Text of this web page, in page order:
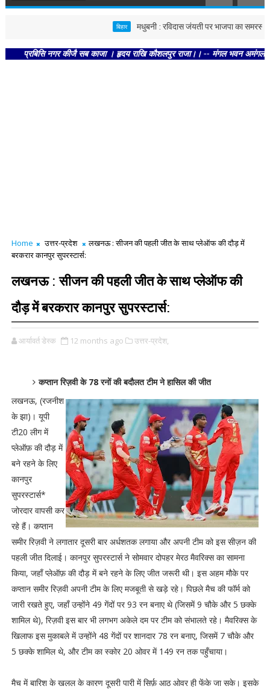
मधुबनी : रविदास जंयती पर भाजपा का समरसता
नगर कीजै सब काजा । हृदय राखि कौशलपुर राजा।। -- मंगल भवन अमंगल हारी।
Home उत्तर-प्रदेश
लखनऊ : सीजन की पहली जीत के साथ प्लेऑफ की दौड़ में
बरकरार कानपुर सुपरस्टार्स:
लखनऊ : सीजन की पहली जीत के साथ प्लेऑफ की
दौड़ में बरकरार कानपुर सुपरस्टार्स:
आर्यावर्त डेस्क 12 months ago उत्तर-प्रदेश,
कप्तान रिज़वी के 78 रनों की बदौलत टीम ने हासिल की जीत
लखनऊ, (रजनीश
के झा)। यूपी
टी20 लीग में
प्लेऑफ़ की दौड़ में
बने रहने के लिए
कानपुर
सुपरस्टार्स*
जोरदार वापसी कर
रहे हैं। कप्तान
समीर रिज़वी ने लगातार दूसरी बार अर्धशतक लगाया और अपनी टीम को इस सीज़न की
पहली जीत दिलाई। कानपुर सुपरस्टार्स ने सोमवार दोपहर मेरठ मैवरिक्स का सामना
किया, जहाँ प्लेऑफ़ की दौड़ में बने रहने के लिए जीत जरूरी थी। इस अहम मौके पर
कप्तान समीर रिज़वी अपनी टीम के लिए मजबूती से खड़े रहे। पिछले मैच की फॉर्म को
जारी रखते हुए, जहाँ उन्होंने 49 गेंदों पर 93 रन बनाए थे (जिसमें 9 चौके और 5 छक्के
शामिल थे), रिज़वी इस बार भी लगभग अकेले दम पर टीम को संभालते रहे। मैवरिक्स के
खिलाफ इस मुकाबले में उन्होंने 48 गेंदों पर शानदार 78 रन बनाए, जिसमें 7 चौके और
5 छक्के शामिल थे, और टीम का स्कोर 20 ओवर में 149 रन तक पहुँचाया।
मैच में बारिश के खलल के कारण दूसरी पारी में सिर्फ़ आठ ओवर ही फेंके जा सके। इसके